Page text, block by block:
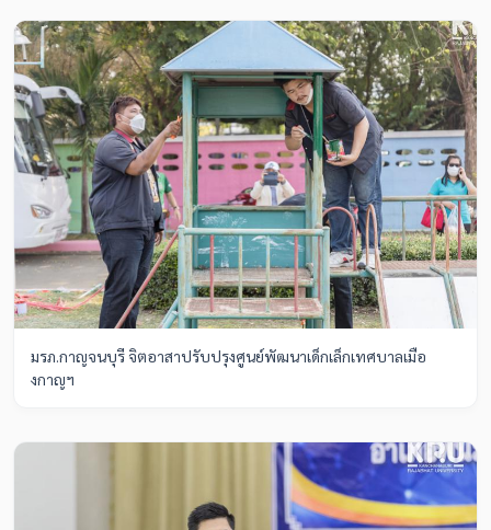
มรภ.กาญจนบุรี จิตอาสาปรับปรุงศูนย์พัฒนาเด็กเล็กเทศบาลเมือ
งกาญฯ